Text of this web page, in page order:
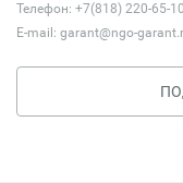
Телефон: +7(818) 220-65-10
E-mail: garant@ngo-